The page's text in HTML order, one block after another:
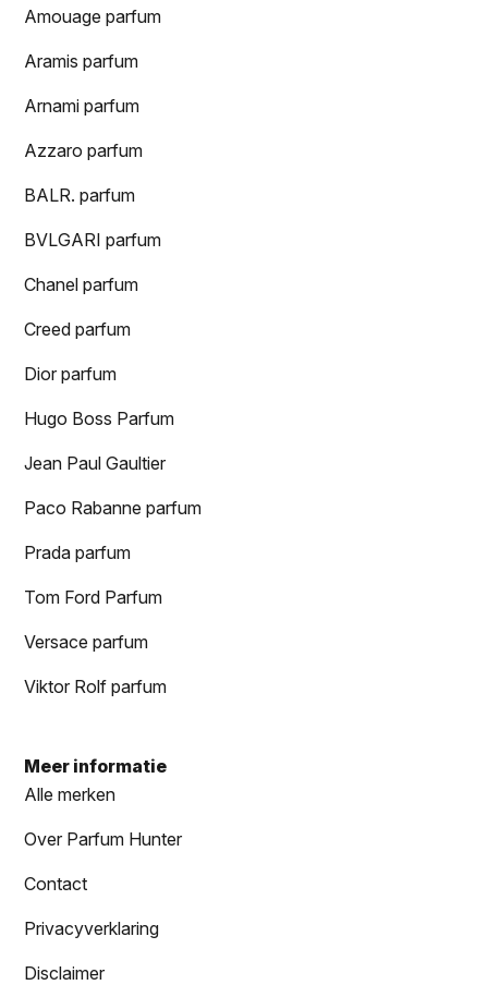
Amouage parfum
Aramis parfum
Arnami parfum
Azzaro parfum
BALR. parfum
BVLGARI parfum
Chanel parfum
Creed parfum
Dior parfum
Hugo Boss Parfum
Jean Paul Gaultier
Paco Rabanne parfum
Prada parfum
Tom Ford Parfum
Versace parfum
Viktor Rolf parfum
Meer informatie
Alle merken
Over Parfum Hunter
Contact
Privacyverklaring
Disclaimer